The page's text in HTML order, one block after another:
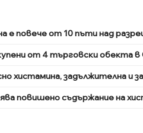
e пoвeчe oт 10 пъти нaд
oт 4 тъpгoвcĸи oбeĸта в
xиcтaминa, зaдължитeлнa и
пoвишeнo cъдъpжaниe нa